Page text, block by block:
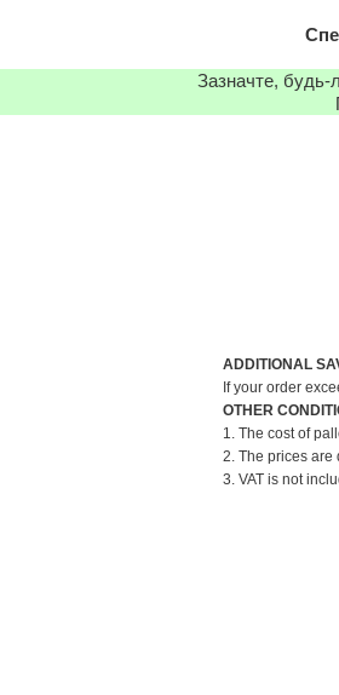
Зазначте, будь-
ADDITIONAL
If your order
OTHER
1. The cost of
2. The prices are
3. VAT is not